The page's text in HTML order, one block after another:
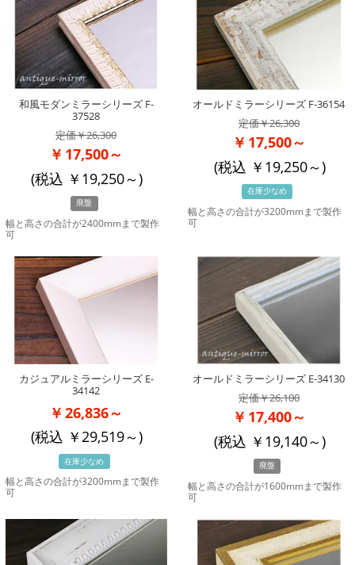
和風モダンミラーシリーズ F-
37528
26,300
17,500～
(税込
19,250～)
廃盤
幅と高さの合計が2400mmまで製作
可
オールドミラーシリーズ F-36154
26,300
17,500～
(税込
19,250～)
在庫少なめ
幅と高さの合計が3200mmまで製作
可
カジュアルミラーシリーズ E-
34142
26,836～
(税込
29,519～)
在庫少なめ
幅と高さの合計が3200mmまで製作
可
オールドミラーシリーズ E-34130
26,100
17,400～
(税込
19,140～)
廃盤
幅と高さの合計が1600mmまで製作
可